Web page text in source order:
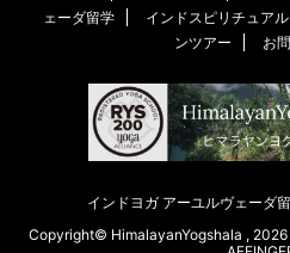
ェーダ留学
インドスピリチュア
ンツアー
お
インドヨガ アーユルヴェーダ
Copyright© HimalayanYogshala ,